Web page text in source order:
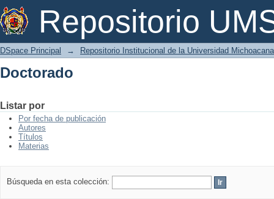
Repositorio
Doctorado
DSpace Principal → Repositorio Institucional de la Universidad
Doctorado
Listar por
Por fecha de publicación
Autores
Títulos
Materias
Búsqueda en esta colección: